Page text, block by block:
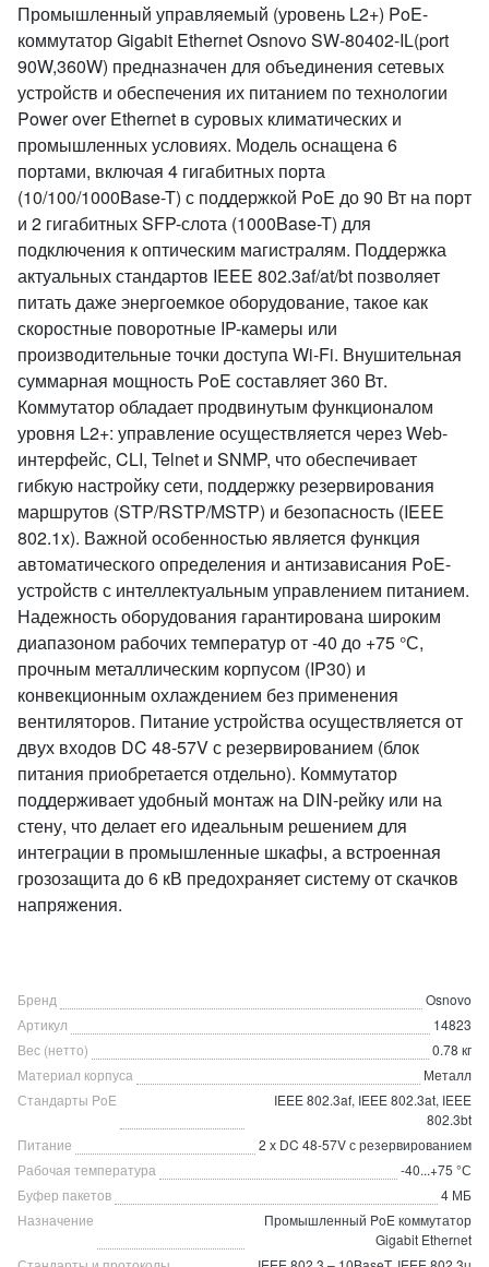
Промышленный управляемый (уровень L2+) PoE-
коммутатор Gigabit Ethernet Osnovo SW-80402-IL(port
90W,360W) предназначен для объединения сетевых
устройств и обеспечения их питанием по технологии
Power over Ethernet в суровых климатических и
промышленных условиях. Модель оснащена 6
портами, включая 4 гигабитных порта
(10/100/1000Base-T) с поддержкой PoE до 90 Вт на порт
и 2 гигабитных SFP-слота (1000Base-T) для
подключения к оптическим магистралям. Поддержка
актуальных стандартов IEEE 802.3af/at/bt позволяет
питать даже энергоемкое оборудование, такое как
скоростные поворотные IP-камеры или
производительные точки доступа Wi-Fi. Внушительная
суммарная мощность PoE составляет 360 Вт.
Коммутатор обладает продвинутым функционалом
уровня L2+: управление осуществляется через Web-
интерфейс, CLI, Telnet и SNMP, что обеспечивает
гибкую настройку сети, поддержку резервирования
маршрутов (STP/RSTP/MSTP) и безопасность (IEEE
802.1x). Важной особенностью является функция
автоматического определения и антизависания PoE-
устройств с интеллектуальным управлением питанием.
Надежность оборудования гарантирована широким
диапазоном рабочих температур от -40 до +75 °С,
прочным металлическим корпусом (IP30) и
конвекционным охлаждением без применения
вентиляторов. Питание устройства осуществляется от
двух входов DC 48-57V с резервированием (блок
питания приобретается отдельно). Коммутатор
поддерживает удобный монтаж на DIN-рейку или на
стену, что делает его идеальным решением для
интеграции в промышленные шкафы, а встроенная
грозозащита до 6 кВ предохраняет систему от скачков
напряжения.
Бренд
Osnovo
Артикул
14823
Вес (нетто)
0.78 кг
Материал корпуса
Металл
Стандарты PoE
IEEE 802.3af, IEEE 802.3at, IEEE
802.3bt
Питание
2 х DC 48-57V с резервированием
Рабочая температура
-40...+75 °С
Буфер пакетов
4 МБ
Назначение
Промышленный PoE коммутатор
Gigabit Ethernet